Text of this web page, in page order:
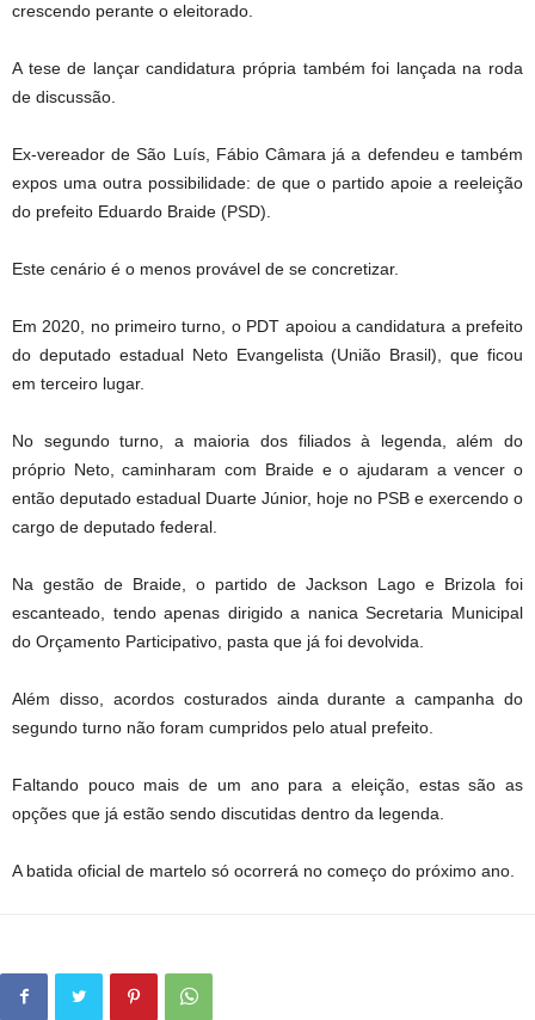
crescendo perante o eleitorado.
A tese de lançar candidatura própria também foi lançada na roda
de discussão.
Ex-vereador de São Luís, Fábio Câmara já a defendeu e também
expos uma outra possibilidade: de que o partido apoie a reeleição
do prefeito Eduardo Braide (PSD).
Este cenário é o menos provável de se concretizar.
Em 2020, no primeiro turno, o PDT apoiou a candidatura a prefeito
do deputado estadual Neto Evangelista (União Brasil), que ficou
em terceiro lugar.
No segundo turno, a maioria dos filiados à legenda, além do
próprio Neto, caminharam com Braide e o ajudaram a vencer o
então deputado estadual Duarte Júnior, hoje no PSB e exercendo o
cargo de deputado federal.
Na gestão de Braide, o partido de Jackson Lago e Brizola foi
escanteado, tendo apenas dirigido a nanica Secretaria Municipal
do Orçamento Participativo, pasta que já foi devolvida.
Além disso, acordos costurados ainda durante a campanha do
segundo turno não foram cumpridos pelo atual prefeito.
Faltando pouco mais de um ano para a eleição, estas são as
opções que já estão sendo discutidas dentro da legenda.
A batida oficial de martelo só ocorrerá no começo do próximo ano.